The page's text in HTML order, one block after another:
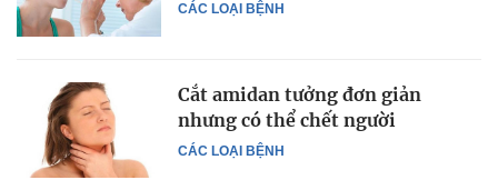
CÁC LOẠI BỆNH
CÁC LOẠI BỆNH
Cắt amidan tưởng đơn giản
nhưng có thể chết người